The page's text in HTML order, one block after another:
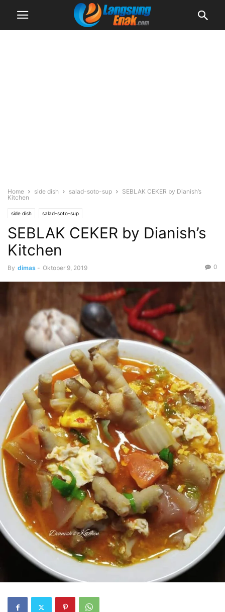
Home side dish salad-soto-sup
SEBLAK CEKER by Dianish’s
Kitchen
side dish salad-soto-sup
SEBLAK CEKER by Dianish’s
Kitchen
By dimas - Oktober 9, 2019 0